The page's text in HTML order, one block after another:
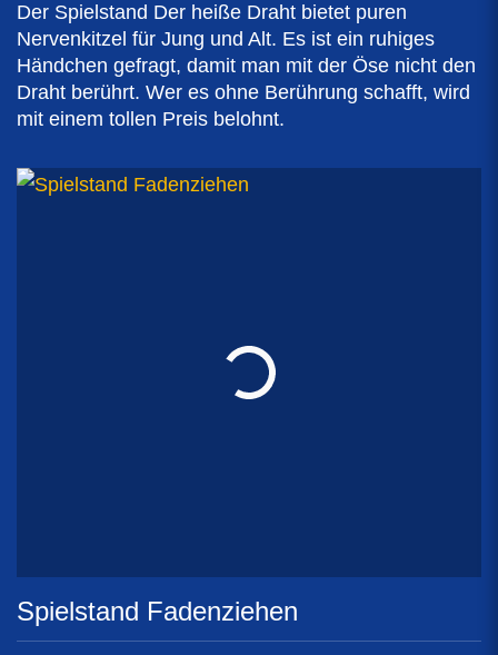
Der Spielstand Der heiße Draht bietet puren
Nervenkitzel für Jung und Alt. Es ist ein ruhiges
Händchen gefragt, damit man mit der Öse nicht den
Draht berührt. Wer es ohne Berührung schafft, wird
mit einem tollen Preis belohnt.
Spielstand Fadenziehen